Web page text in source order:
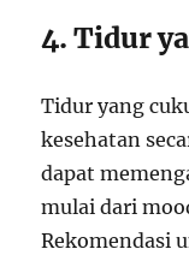
4. Tidur
Tidur yang
kesehatan
dapat
mulai dari
Rekomendasi